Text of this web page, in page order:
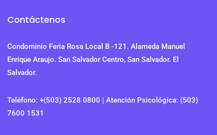
Contáctenos
Condominio Feria Rosa Local B -121. Alameda Manuel
Enrique Araujo. San Salvador Centro, San Salvador. El
Salvador.
Teléfono: +(503) 2528 0800 | Atención Psicológica: (503)
7600 1531